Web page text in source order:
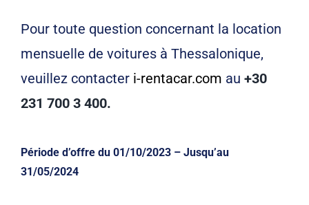
Pour toute question concernant la location
mensuelle de voitures à Thessalonique,
veuillez contacter i-rentacar.com au +30
231 700 3 400.
Période d’offre du 01/10/2023 – Jusqu’au
31/05/2024